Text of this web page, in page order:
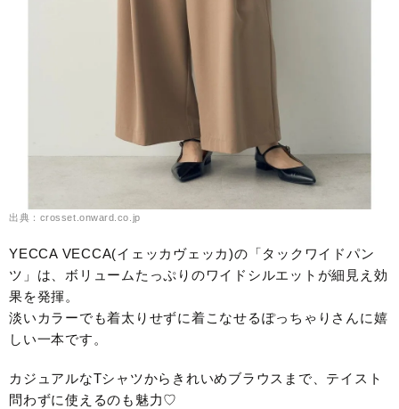
出典：crosset.onward.co.jp
YECCA VECCA(イェッカヴェッカ)の「タックワイドパン
ツ」は、ボリュームたっぷりのワイドシルエットが細見え効
果を発揮。
淡いカラーでも着太りせずに着こなせるぽっちゃりさんに嬉
しい一本です。
カジュアルなTシャツからきれいめブラウスまで、テイスト
問わずに使えるのも魅力♡